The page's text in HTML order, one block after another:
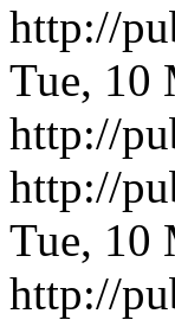
http://
Tue, 10
http://
http://
Tue, 10
http://